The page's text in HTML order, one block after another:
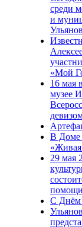
среди
и
«Мой
16 мая
музее
В Доме
«Живая
29 мая
помощи
С Днём